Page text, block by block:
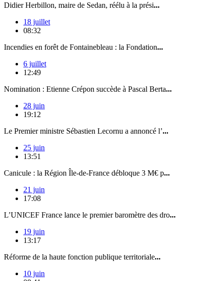
Didier Herbillon, maire de Sedan, réélu à la prési...
18 juillet
08:32
Incendies en forêt de Fontainebleau : la Fondation...
6 juillet
12:49
Nomination : Etienne Crépon succède à Pascal Berta...
28 juin
19:12
Le Premier ministre Sébastien Lecornu a annoncé l’...
25 juin
13:51
Canicule : la Région Île-de-France débloque 3 M€ p...
21 juin
17:08
L’UNICEF France lance le premier baromètre des dro...
19 juin
13:17
Réforme de la haute fonction publique territoriale...
10 juin